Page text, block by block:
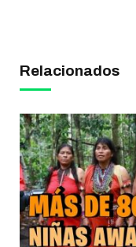
Relacionados